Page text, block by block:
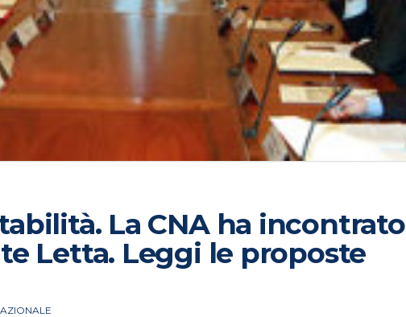
La CNA ha incontrato
Letta. Leggi le proposte